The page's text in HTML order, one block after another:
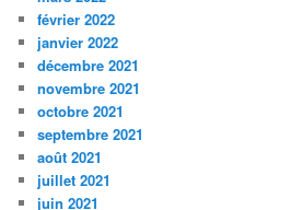
février 2022
janvier 2022
décembre 2021
novembre 2021
octobre 2021
septembre 2021
août 2021
juillet 2021
juin 2021